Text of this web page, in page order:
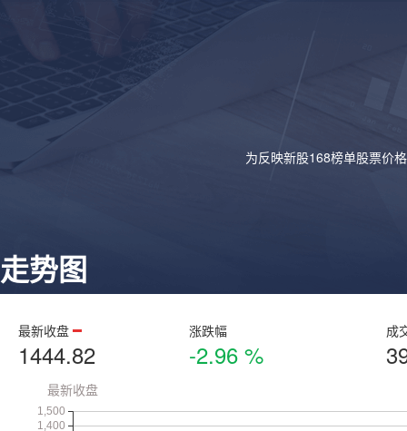
为反映新股168榜单股票价
走势图
最新收盘
1444.82
涨跌幅
-2.96 %
成